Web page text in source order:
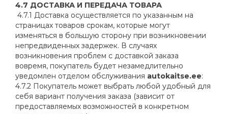
4.7 ДОСТАВКА И ПЕРЕДАЧА ТОВАРА
4.7.1 Доставка осуществляется по указанным на
страницах товаров срокам, которые могут
изменяться в большую сторону при возникновении
непредвиденных задержек. В случаях
возникновения проблем с доставкой заказа
вовремя, покупатель будет незамедлительно
уведомлен отделом обслуживания autokaitse.ee:
4.7.2 Покупатель может выбрать любой удобный для
себя вариант получения заказа (зависит от
предоставляемых возможностей в конкретном